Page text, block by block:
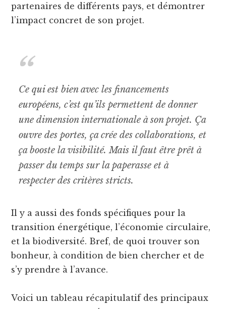
partenaires de différents pays, et démontrer
l’impact concret de son projet.
Ce qui est bien avec les financements
européens, c’est qu’ils permettent de donner
une dimension internationale à son projet. Ça
ouvre des portes, ça crée des collaborations, et
ça booste la visibilité. Mais il faut être prêt à
passer du temps sur la paperasse et à
respecter des critères stricts.
Il y a aussi des fonds spécifiques pour la
transition énergétique, l’économie circulaire,
et la biodiversité. Bref, de quoi trouver son
bonheur, à condition de bien chercher et de
s’y prendre à l’avance.
Voici un tableau récapitulatif des principaux